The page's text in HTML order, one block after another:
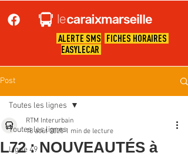
ALERTE SMS
EASYLECAR
FICHES HORAIRES
Post
Toutes les lignes
Ligne 49
Toutes les lignes
L72 : NOUVEAUTÉS à
RTM Interurbain
18 août 2025 1 min de lecture